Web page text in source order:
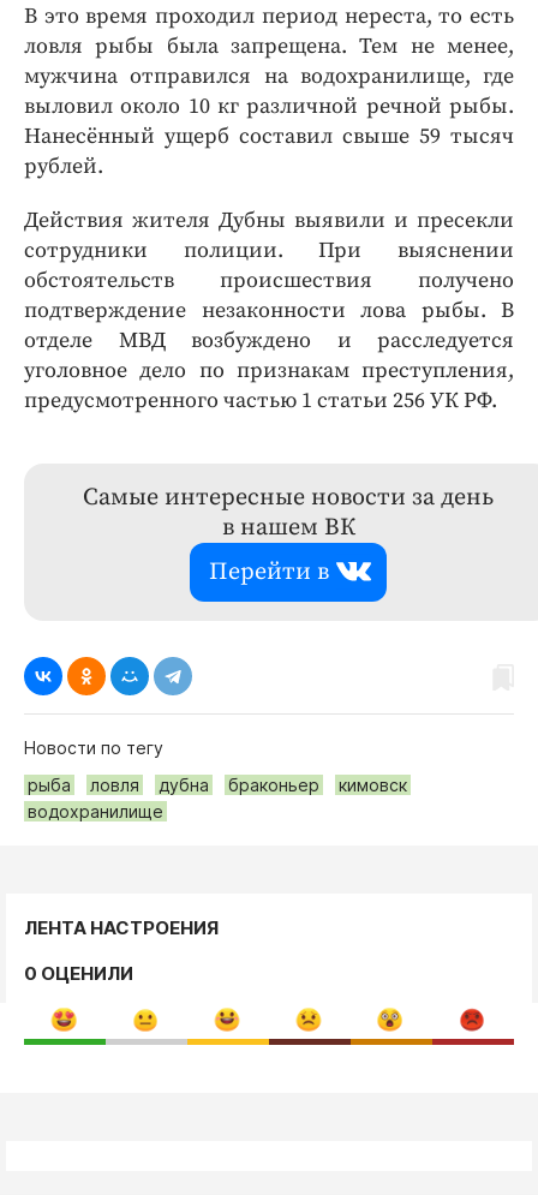
В это время проходил период нереста, то есть
ловля рыбы была запрещена. Тем не менее,
мужчина отправился на водохранилище, где
выловил около 10 кг различной речной рыбы.
Нанесённый ущерб составил свыше 59 тысяч
рублей.
Действия жителя Дубны выявили и пресекли
сотрудники полиции. При выяснении
обстоятельств происшествия получено
подтверждение незаконности лова рыбы. В
отделе МВД возбуждено и расследуется
уголовное дело по признакам преступления,
предусмотренного частью 1 статьи 256 УК РФ.
Самые интересные новости за день
в нашем ВК
Перейти в
Новости по тегу
рыба
ловля дубна браконьер
кимовск
водохранилище
ЛЕНТА НАСТРОЕНИЯ
0 ОЦЕНИЛИ